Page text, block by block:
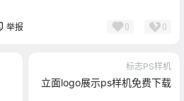
举报 0 0
标志PS样机
立面logo展示ps样机免费下载